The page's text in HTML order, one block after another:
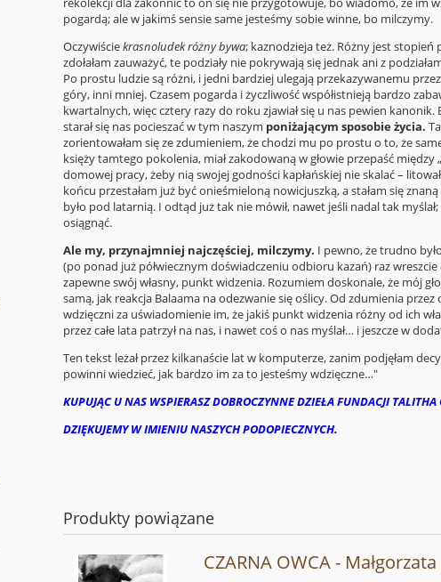
pogardą; ale w jakimś sensie same jesteśmy sobie winne, bo milczymy.
Oczywiściekrasnoludek różny bywa; kaznodzieja też. Różny jest
zdołałam zauważyć, te podziały nie pokrywają się jednak ani z
Po prostu ludzie są różni, i jedni bardziej ulegają przekazywanemu
góry, inni mniej. Czasem pogarda i życzliwość współistnieją bardzo
kwartalnych, więc cztery razy do roku zjawiał się u nas pewien kanonik.
starał się nas pocieszać w tym naszym poniżającym sposobie życia.
zorientowałam się ze zdumieniem, że chodzi mu po prostu o to, że
księży tamtego pokolenia, miał zakodowaną w głowie przepaść
domowej pracy, żeby nią swojej godności kapłańskiej nie skalać –
końcu przestałam już być onieśmieloną nowicjuszką, a stałam się
było pod latarnią. I odtąd już tak nie mówił, nawet jeśli nadal tak
osiągnąć.
Ale my, przynajmniej najczęściej, milczymy. I pewno, że trudno
(po ponad już półwiecznym doświadczeniu odbioru kazań) raz
zapewne swój własny, punkt widzenia. Rozumiem doskonale, że mój
samą, jak reakcja Balaama na odezwanie się oślicy. Od zdumienia
wdzięczni za uświadomienie im, że jakiś punkt widzenia różny od ich
przez całe lata patrzył na nas, i nawet coś o nas myślał… i jeszcze w
Ten tekst leżał przez kilkanaście lat w komputerze, zanim podjęłam
powinni wiedzieć, jak bardzo im za to jesteśmy wdzięczne…"
KUPUJĄC U NAS WSPIERASZ DOBROCZYNNE DZIEŁA FUNDACJI TALITHA
DZIĘKUJEMY W IMIENIU NASZYCH PODOPIECZNYCH.
Produkty powiązane
CZARNA OWCA -